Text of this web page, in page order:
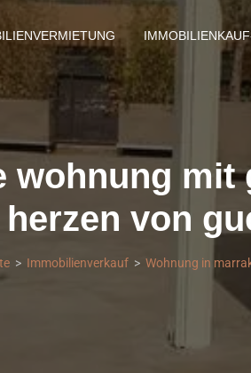
wohnung mit
herzen von
Immobilienverkauf Wohnung in